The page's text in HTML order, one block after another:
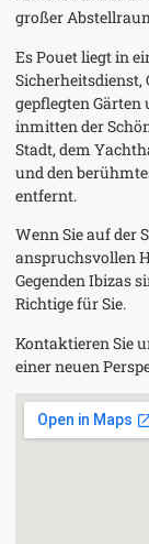
großer
Es Pouet liegt in
Sicherheitsdienst,
gepflegten Gärten
inmitten der
Stadt, dem
und den
entfernt.
Wenn Sie auf der
anspruchsvollen
Gegenden Ibizas
Richtige für Sie.
Kontaktieren Sie
einer neuen